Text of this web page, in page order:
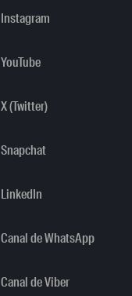
Instagram
YouTube
X (Twitter)
Snapchat
LinkedIn
Canal de WhatsApp
Canal de Viber